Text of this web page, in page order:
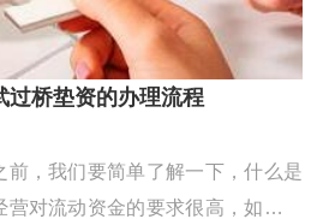
过桥垫资的办理流程
前，我们要简单了解一下，什么是
对流动资金的要求很高，如果企